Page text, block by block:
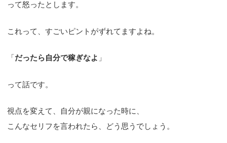
って怒ったとします。
これって、すごいピントがずれてますよね。
「だったら自分で稼ぎなよ 」
って話です。
視点を変えて、自分が親になった時に、
こんなセリフを言われたら、どう思うでしょう。